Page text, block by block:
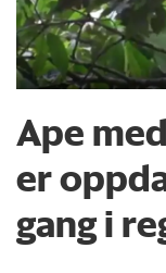
Ape
er
gang i